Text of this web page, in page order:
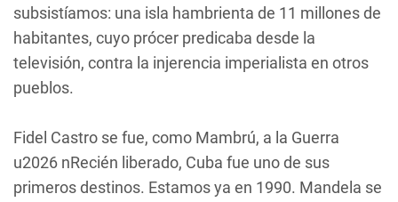
subsistíamos: una isla hambrienta de 11 millones de
habitantes, cuyo prócer predicaba desde la
televisión, contra la injerencia imperialista en otros
pueblos.
Fidel Castro se fue, como Mambrú, a la Guerra
u2026 nRecién liberado, Cuba fue uno de sus
primeros destinos. Estamos ya en 1990. Mandela se